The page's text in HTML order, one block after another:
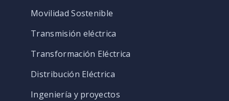
Movilidad Sostenible
Transmisión eléctrica
Transformación Eléctrica
Distribución Eléctrica
Ingeniería y proyectos